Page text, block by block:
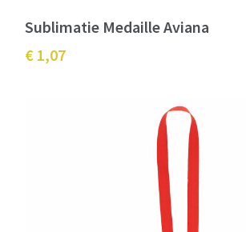
Sublimatie Medaille Aviana
€ 1,07